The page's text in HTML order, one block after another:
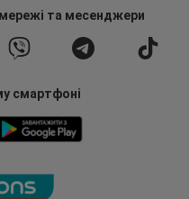
та месенджери
смартфоні